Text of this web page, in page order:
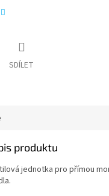
SDÍLET
produktu
jednotka pro přímou